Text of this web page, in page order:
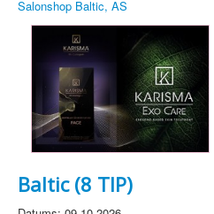
Salonshop Baltic, AS
Baltic (8 TIP)